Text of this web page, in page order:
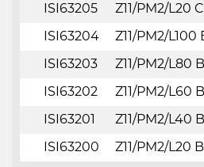
ISI63205
Z11/PM2/L20
ISI63204
Z11/PM2/L100
ISI63203
Z11/PM2/L80
ISI63202
Z11/PM2/L60
ISI63201
Z11/PM2/L40
ISI63200
Z11/PM2/L20